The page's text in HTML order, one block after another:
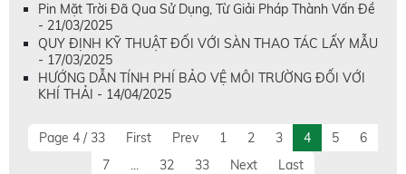
Pin Mặt Trời Đã Qua Sử Dụng, Từ Giải Pháp Thành Vấn Đề
- 21/03/2025
QUY ĐỊNH KỸ THUẬT ĐỐI VỚI SÀN THAO TÁC LẤY MẪU
- 17/03/2025
HƯỚNG DẪN TÍNH PHÍ BẢO VỆ MÔI TRƯỜNG ĐỐI VỚI
KHÍ THẢI - 14/04/2025
Page 4 / 33 First Prev 1 2 3 4 5
6
7
... 32 33 Next Last